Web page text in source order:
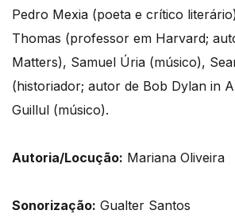
Pedro Mexia (poeta e crítico
Thomas (professor em Harvard;
Matters), Samuel Úria (músico),
(historiador; autor de Bob Dylan in
Guillul (músico).
Autoria/Locução: Mariana Oliveira
Sonorização: Gualter Santos